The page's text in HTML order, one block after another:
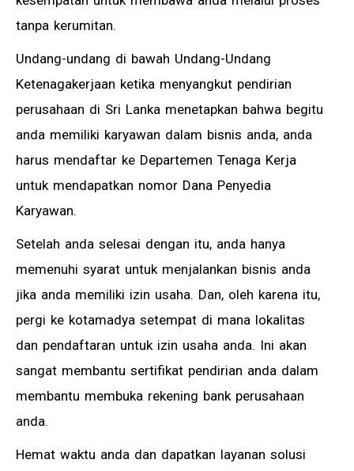
tanpa kerumitan.
Undang-undang di bawah Undang-Undang
Ketenagakerjaan ketika menyangkut pendirian
perusahaan di Sri Lanka menetapkan bahwa begitu
anda memiliki karyawan dalam bisnis anda, anda
harus mendaftar ke Departemen Tenaga Kerja
untuk mendapatkan nomor Dana Penyedia
Karyawan.
Setelah anda selesai dengan itu, anda hanya
memenuhi syarat untuk menjalankan bisnis anda
jika anda memiliki izin usaha. Dan, oleh karena itu,
pergi ke kotamadya setempat di mana lokalitas
dan pendaftaran untuk izin usaha anda. Ini akan
sangat membantu sertifikat pendirian anda dalam
membantu membuka rekening bank perusahaan
anda.
Hemat waktu anda dan dapatkan layanan solusi